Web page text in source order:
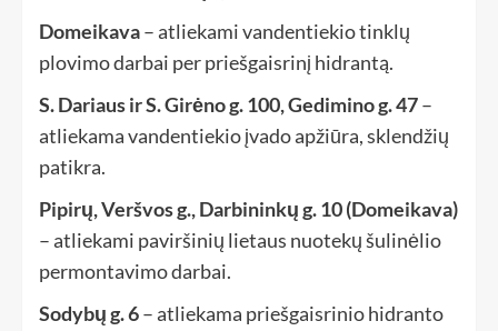
Domeikava– atliekami vandentiekio tinklų
plovimo darbai per priešgaisrinį hidrantą.
S. Dariaus ir S. Girėno g. 100,Gedimino g. 47–
atliekama vandentiekio įvado apžiūra, sklendžių
patikra.
Pipirų, Veršvos g., Darbininkų g. 10 (Domeikava)
– atliekami paviršinių lietaus nuotekų šulinėlio
permontavimo darbai.
Sodybų g. 6– atliekama priešgaisrinio hidranto